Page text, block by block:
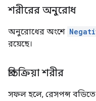
শরীরের অনুরোধ
অনুরোধের অংশে
রয়েছে।
প্রতিক্রিয়া শরীর
সফল হলে, রেসপন্স বডিতে